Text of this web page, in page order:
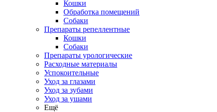
Кошки
Обработка помещений
Собаки
Препараты репеллентные
Кошки
Собаки
Препараты урологические
Расходные материалы
Успокоительные
Уход за глазами
Уход за зубами
Уход за ушами
Ещё